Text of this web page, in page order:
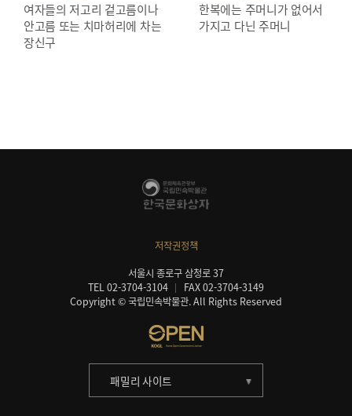
여자들의 저고리 겉고름이나
안고름 또는 치마허리에 차는
장신구
한복에는 주머니가 없어서
가지고 다닌 주머니
저작권정책
서울시 종로구 삼청로 37
TEL 02-3704-3104
FAX 02-3704-3149
Copyright © 국립민속박물관. All Rights Reserved
패밀리 사이트